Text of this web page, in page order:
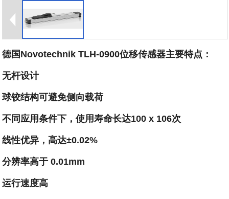
德国Novotechnik TLH-0900位移传感器主要特点：
无杆设计
球铰结构可避免侧向载荷
不同应用条件下，使用寿命长达100 x 106次
线性优异，高达±0.02%
分辨率高于 0.01mm
运行速度高